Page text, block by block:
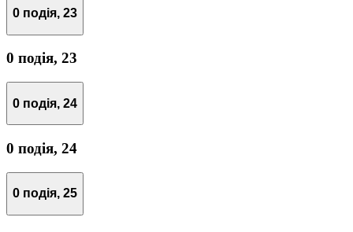
0 подія, 23
0 подія, 23
0 подія, 24
0 подія, 24
0 подія, 25